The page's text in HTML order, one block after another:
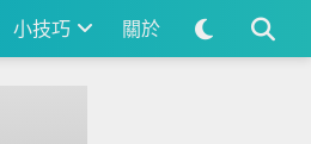
小技巧 關於